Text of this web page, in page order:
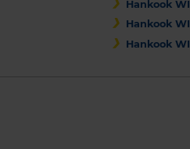
Hankook
Hankook
Hankook